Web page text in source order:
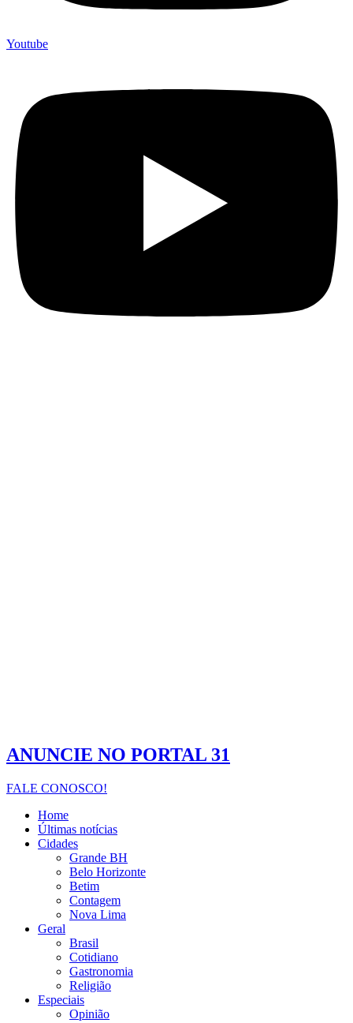
Youtube
ANUNCIE NO PORTAL 31
FALE CONOSCO!
Home
Últimas notícias
Cidades
Grande BH
Belo Horizonte
Betim
Contagem
Nova Lima
Geral
Brasil
Cotidiano
Gastronomia
Religião
Especiais
Opinião